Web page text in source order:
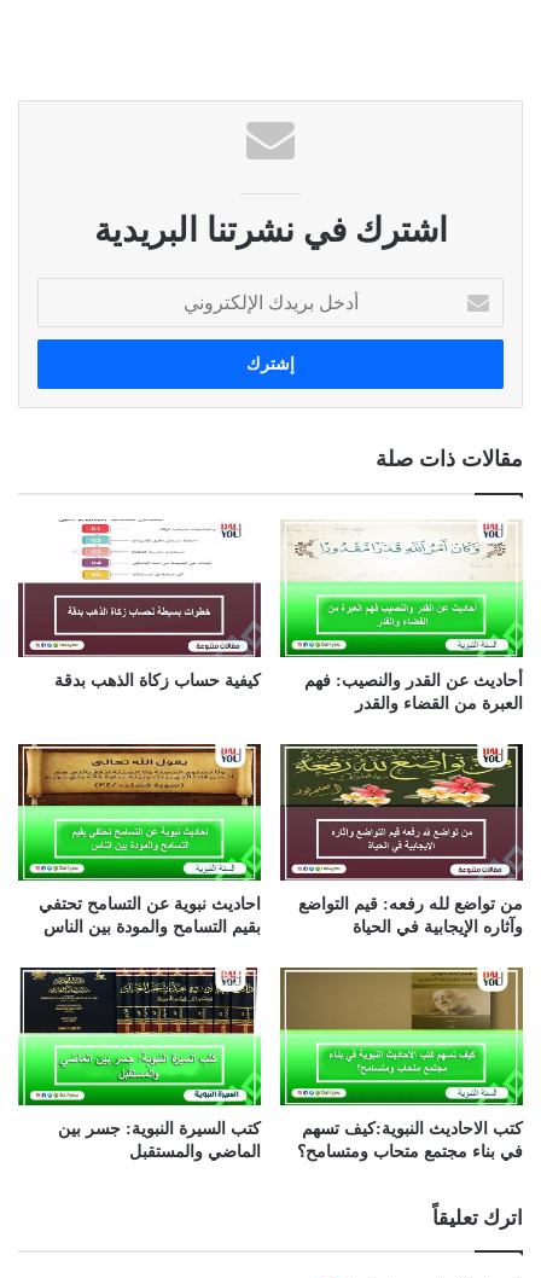
اشترك في نشرتنا البريدية
خ
ب
د
ك
ا
ل
ل
ك
ت
ي
مقالات ذات صلة
أحاديث عن القدر والنصيب: فهم
العبرة من القضاء والقدر
كيفية حساب زكاة الذهب بدقة
من تواضع لله رفعه: قيم التواضع
وآثاره الإيجابية في الحياة
احاديث نبوية عن التسامح تحتفي
بقيم التسامح والمودة بين الناس
كتب الاحاديث النبوية:كيف تسهم
في بناء مجتمع متحاب ومتسامح؟
كتب السيرة النبوية: جسر بين
الماضي والمستقبل
اترك تعليقاً